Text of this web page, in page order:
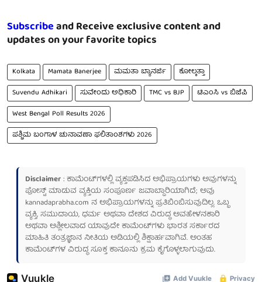
Subscribeand Receive exclusive content and
updates on your favorite topics
Kolkata Mamata Banerjee ಮಮತಾ ಬ್ಯಾನರ್ಜಿ
ಕೋಲ್ಕತ್ತಾ
Suvendu Adhikari
ಸುವೇಂದು ಅಧಿಕಾರಿ TMC vs BJP
ಟಿಎಂಸಿ vs ಬಿಜೆಪಿ
West Bengal Poll Results 2026
ಪಶ್ಚಿಮ ಬಂಗಾಳ ಚುನಾವಣಾ ಫಲಿತಾಂಶಗಳು 2026
Disclaimer: ಕಾಮೆಂಟ್‌ಗಳಲ್ಲಿ ವ್ಯಕ್ತಪಡಿಸಿದ ಅಭಿಪ್ರಾಯಗಳು ಅವುಗಳನ್ನು
ಪೋಸ್ಟ್ ಮಾಡುವ ವ್ಯಕ್ತಿಯ ಸಂಪೂರ್ಣ ಜವಾಬ್ದಾರಿಯಾಗಿದೆ; ಅವು
kannadaprabha.com ನ ಅಭಿಪ್ರಾಯಗಳನ್ನು ಪ್ರತಿಬಿಂಬಿಸುವುದಿಲ್ಲ. ಒಬ್ಬ
ವ್ಯಕ್ತಿ, ಸಮುದಾಯ, ಧರ್ಮ ಅಥವಾ ದೇಶದ ವಿರುದ್ಧ ಅವಹೇಳನಕಾರಿ
ಅಥವಾ ಅಶ್ಲೀಲವಾದ ಯಾವುದೇ ಕಾಮೆಂಟ್‌ಗಳು ಭಾರತ ಸರ್ಕಾರದ
ಮಾಹಿತಿ ತಂತ್ರಜ್ಞಾನ ನೀತಿಯ ಅಡಿಯಲ್ಲಿ ಶಿಕ್ಷಾರ್ಹವಾಗಿವೆ. ಅಂತಹ
ಕಾಮೆಂಟ್‌ಗಳ ವಿರುದ್ಧ ಸೂಕ್ತ ಕಾನೂನು ಕ್ರಮ ಕೈಗೊಳ್ಳಲಾಗುವುದು.